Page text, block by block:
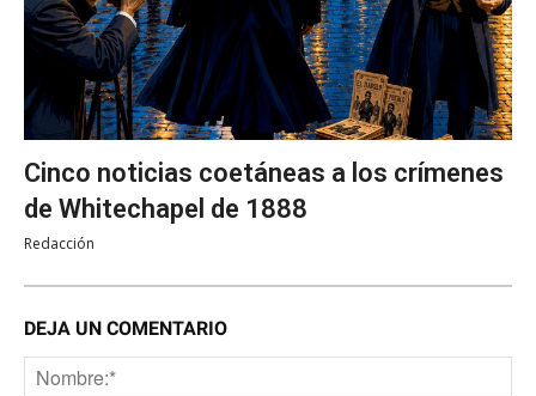
Cinco noticias coetáneas a los crímenes
de Whitechapel de 1888
Redacción
DEJA UN COMENTARIO